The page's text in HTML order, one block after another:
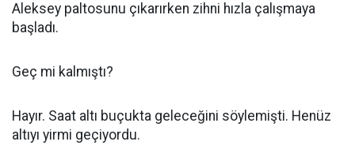
Aleksey paltosunu çıkarırken zihni hızla çalışmaya
başladı.
Geç mi kalmıştı?
Hayır. Saat altı buçukta geleceğini söylemişti. Henüz
altıyı yirmi geçiyordu.